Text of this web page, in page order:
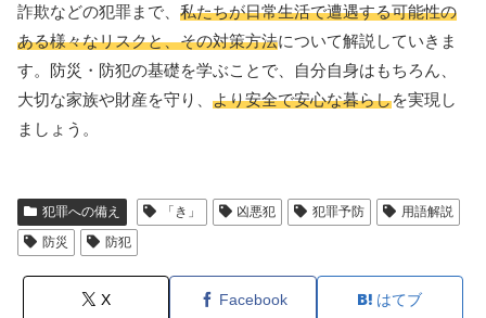
詐欺などの犯罪まで、 私たちが日常生活で遭遇する可能性の
ある様々なリスクと、その対策方法について解説していきま
す。防災・防犯の基礎を学ぶことで、自分自身はもちろん、
大切な家族や財産を守り、 より安全で安心な暮らしを実現し
ましょう。
犯罪への備え 「き」 凶悪犯 犯罪予防
用語解説
防災
防犯
X Facebook はてブ